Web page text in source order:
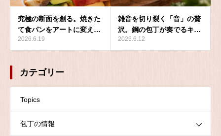
究極の断面を創る。焼きた
て食パンをアートに変え…
2026.6.19
雑音を切り裂く「音」の贅
沢。鋼の包丁が奏でるキ…
2026.6.12
カテゴリー
Topics
包丁の情報